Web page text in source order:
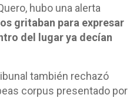
hubo una alerta
gritaban para expresar
del lugar ya decían
también rechazó
corpus presentado por